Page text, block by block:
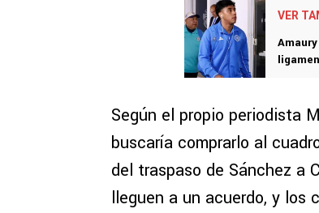
VER
Según el propio periodista
buscaría comprarlo al
del traspaso de Sánchez a
lleguen a un acuerdo, y los